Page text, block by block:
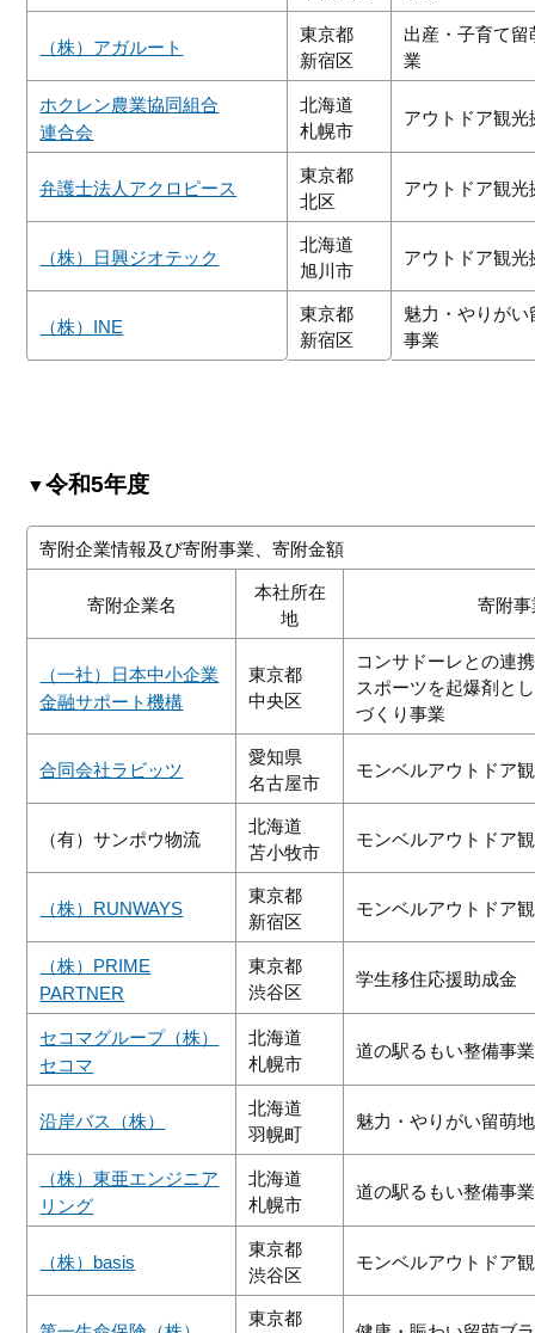
（株） アガルート
東京都
新宿区
出産・子育て
業
ホクレン農業協同組合
連合会
北海道
札幌市
アウトドア観
弁護士法人アクロピース
東京都
北区
アウトドア観
（株）日興ジオテック
北海道
旭川市
アウトドア観
（株）INE
東京都
新宿区
魅力・やりが
事業
▼令和5年度
寄附企業情報及び寄附事業、寄附金額
寄附企業名
本社所在
地
寄附
（一社）日本中小企業
金融サポート機構
東京都
中央区
コンサドーレとの連
スポーツを起爆剤と
づくり事業
合同会社ラビッツ
愛知県
名古屋市
モンベルアウトドア
（有）サンポウ物流
北海道
苫小牧市
モンベルアウトドア
（株）RUNWAYS
東京都
新宿区
モンベルアウトドア
（株）PRIME
PARTNER
東京都
渋谷区
学生移住応援助成金
セコマグループ（株）
セコマ
北海道
札幌市
道の駅るもい整備事業
沿岸バス（株）
北海道
羽幌町
魅力・やりがい留萌
（株）東亜エンジニア
リング
北海道
札幌市
道の駅るもい整備事業
（株）basis
東京都
渋谷区
モンベルアウトドア
東京都